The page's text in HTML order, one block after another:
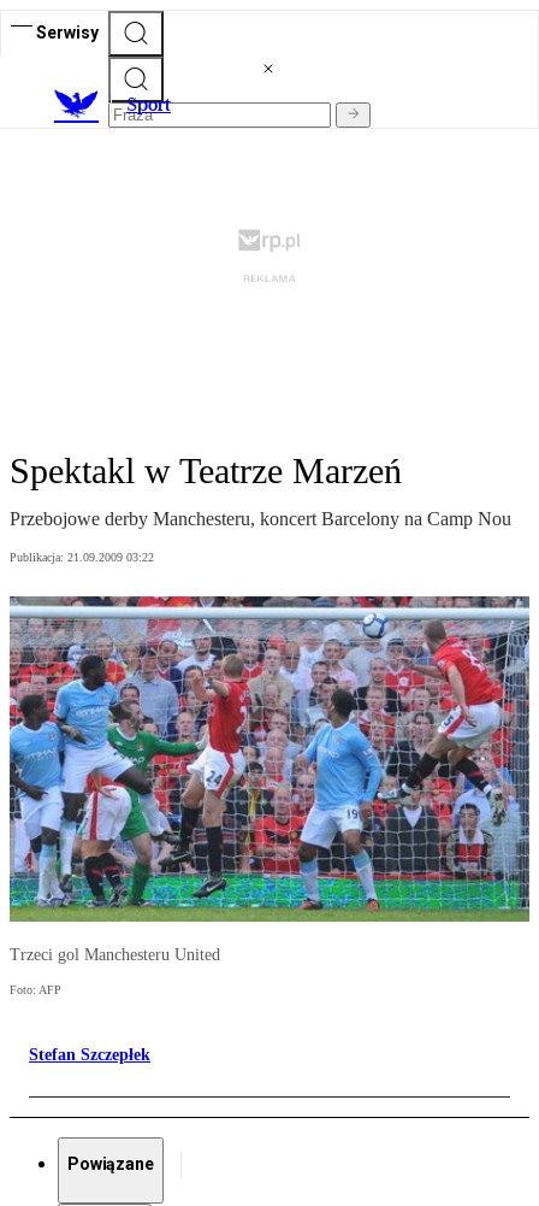
Serwisy
Sport
Spektakl w Teatrze Marzeń
Przebojowe derby Manchesteru, koncert Barcelony na Camp Nou
Publikacja: 21.09.2009 03:22
Trzeci gol Manchesteru United
Foto: AFP
Stefan Szczepłek
Powiązane